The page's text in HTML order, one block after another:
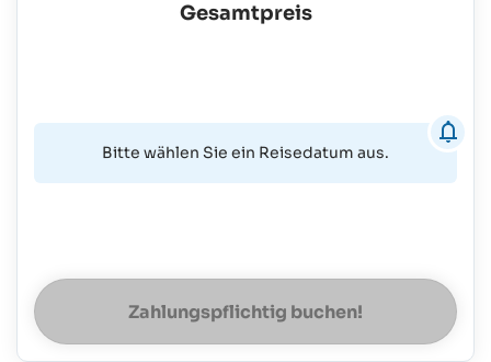
Gesamtpreis
Bitte wählen Sie ein Reisedatum aus.
Zahlungspflichtig buchen!